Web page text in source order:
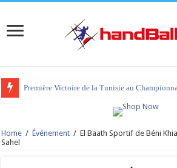
Première Victoire de la Tunisie au
tournoi international Hammamet 2023 :
Home / Événement / El Baath Sportif de Béni
Sahel